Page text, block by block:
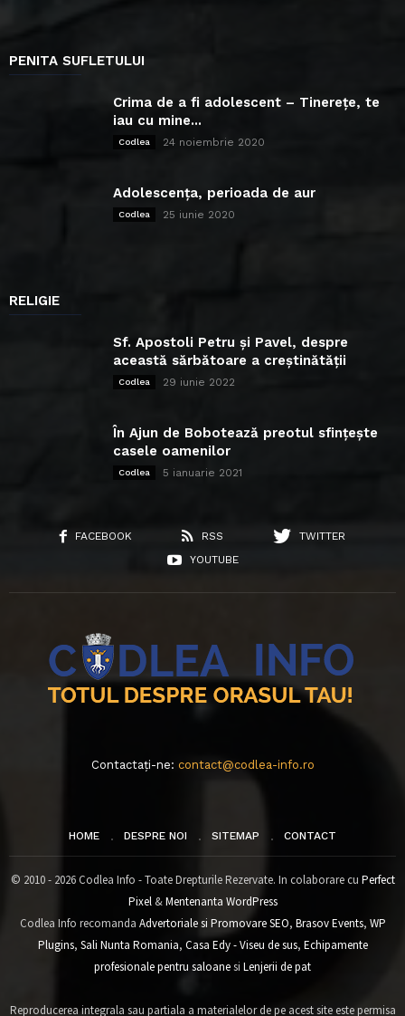
PENITA SUFLETULUI
Crima de a fi adolescent – Tinerețe, te
iau cu mine...
Codlea 24 noiembrie 2020
Adolescența, perioada de aur
Codlea 25 iunie 2020
RELIGIE
Sf. Apostoli Petru și Pavel, despre
această sărbătoare a creștinătății
Codlea 29 iunie 2022
În Ajun de Bobotează preotul sfințește
casele oamenilor
Codlea 5 ianuarie 2021
FACEBOOK RSS
TWITTER
YOUTUBE
Contactați-ne: contact@codlea-info.ro
HOME DESPRE NOI SITEMAP CONTACT
© 2010 - 2026 Codlea Info - Toate Drepturile Rezervate. In colaborare cu Perfect
Pixel&Mentenanta WordPress
Codlea Info recomanda Advertoriale si Promovare SEO, Brasov Events, WP
Plugins, Sali Nunta Romania, Casa Edy - Viseu de sus, Echipamente
profesionale pentru saloanesi Lenjerii de pat
Reproducerea integrala sau partiala a materialelor de pe acest site este permisa